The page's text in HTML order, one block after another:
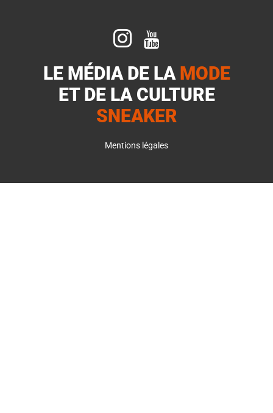
 
LE MÉDIA DE LA MODE
ET DE LA CULTURE
SNEAKER
Mentions légales